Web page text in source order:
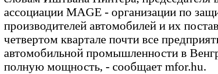
ассоциации MAGE - организации по
производителей автомобилей и их
четвертом квартале почти все
автомобильной промышленности в
полную мощность, - сообщает mfor.hu.